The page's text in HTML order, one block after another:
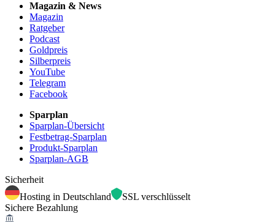
Magazin & News
Magazin
Ratgeber
Podcast
Goldpreis
Silberpreis
YouTube
Telegram
Facebook
Sparplan
Sparplan-Übersicht
Festbetrag-Sparplan
Produkt-Sparplan
Sparplan-AGB
Sicherheit
Hosting in Deutschland
SSL verschlüsselt
Sichere Bezahlung